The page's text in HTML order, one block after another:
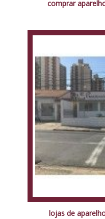
comprar
lojas de